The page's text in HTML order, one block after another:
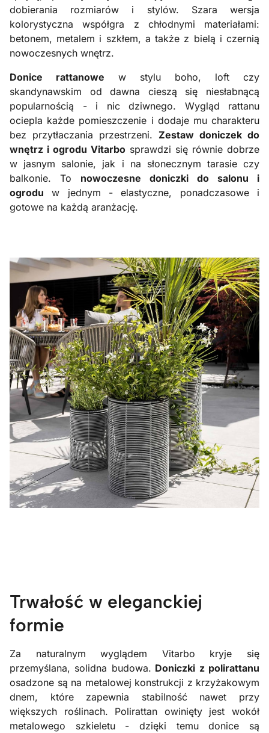
dobierania rozmiarów i stylów. Szara wersja
kolorystyczna współgra z chłodnymi materiałami:
betonem, metalem i szkłem, a także z bielą i czernią
nowoczesnych wnętrz.
Donice rattanowe w stylu boho, loft czy
skandynawskim od dawna cieszą się niesłabnącą
popularnością - i nic dziwnego. Wygląd rattanu
ociepla każde pomieszczenie i dodaje mu charakteru
bez przytłaczania przestrzeni. Zestaw doniczek do
wnętrz i ogrodu Vitarbo sprawdzi się równie dobrze
w jasnym salonie, jak i na słonecznym tarasie czy
balkonie. To nowoczesne doniczki do salonu i
ogrodu w jednym - elastyczne, ponadczasowe i
gotowe na każdą aranżację.
Trwałość w eleganckiej
formie
Za naturalnym wyglądem Vitarbo kryje się
przemyślana, solidna budowa. Doniczki z polirattanu
osadzone są na metalowej konstrukcji z krzyżakowym
dnem, które zapewnia stabilność nawet przy
większych roślinach. Polirattan owinięty jest wokół
metalowego szkieletu - dzięki temu donice są